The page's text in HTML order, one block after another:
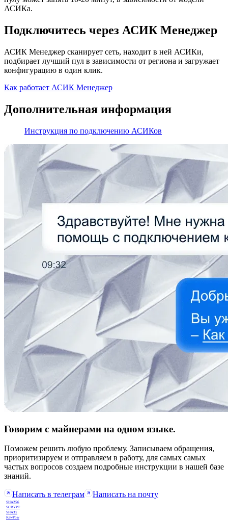
АСИКа.
Подключитесь через АСИК Менеджер
АСИК Менеджер сканирует сеть, находит в ней АСИКи,
подбирает лучший пул в зависимости от региона и загружает
конфигурацию в один клик.
Как работает АСИК Менеджер
Дополнительная информация
Инструкция по подключению АСИКов
Говорим с майнерами на одном языке.
Поможем решить любую проблему. Записываем обращения,
приоритизируем и отправляем в работу, для самых самых
частых вопросов создаем подробные инструкции в нашей базе
знаний.
Написать в телеграм Написать на почту
SHA256
SCRYPT
SHA3x
KawPow